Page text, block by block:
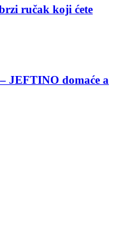
ručak koji ćete
JEFTINO domaće a